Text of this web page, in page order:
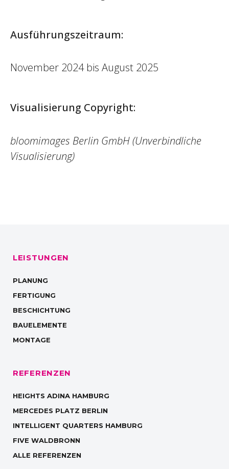
Ausführungszeitraum:
November 2024 bis August 2025
Visualisierung Copyright:
bloomimages Berlin GmbH (Unverbindliche
Visualisierung)
LEISTUNGEN
PLANUNG
FERTIGUNG
BESCHICHTUNG
BAUELEMENTE
MONTAGE
REFERENZEN
HEIGHTS ADINA HAMBURG
MERCEDES PLATZ BERLIN
INTELLIGENT QUARTERS HAMBURG
FIVE WALDBRONN
ALLE REFERENZEN